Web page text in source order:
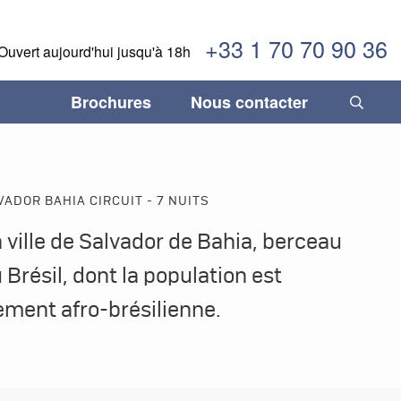
aujourd'hui jusqu'à 18h +33 1 70 70 90 36
Pérou
Salvador
Uruguay
Venezuela
Pérou
Salvador
Uruguay
Venezuela
Tourisme durable
Trains légendaires
Vacances en famille
Voyages de luxe
Comment réserver son voyage
Termes & Conditions
Brochures Nous contacter
BAHIA CIRCUIT - 7 NUITS
ville de Salvador de Bahia, berceau
Brésil, dont la population est
afro-brésilienne.